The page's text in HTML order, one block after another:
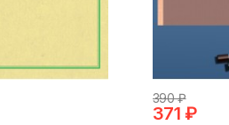
390 ₽
371 ₽